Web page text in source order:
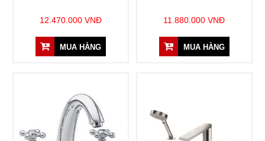
12.470.000 VNĐ
MUA HÀNG
11.880.000 VNĐ
MUA HÀNG